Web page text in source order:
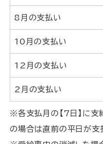
8月の支払い
10月の支払い
12月の支払い
2月の支払い
※各支払月の【7日】に支
の場合は直前の平日が支